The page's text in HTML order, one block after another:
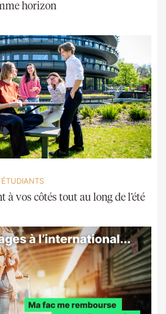
horizon
à vos côtés tout au long de l’été